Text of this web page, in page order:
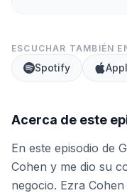
ESCUCHAR TAMBIÉN
Spotify
Acerca de este
En este episodio de
Cohen y me dio su
negocio. Ezra